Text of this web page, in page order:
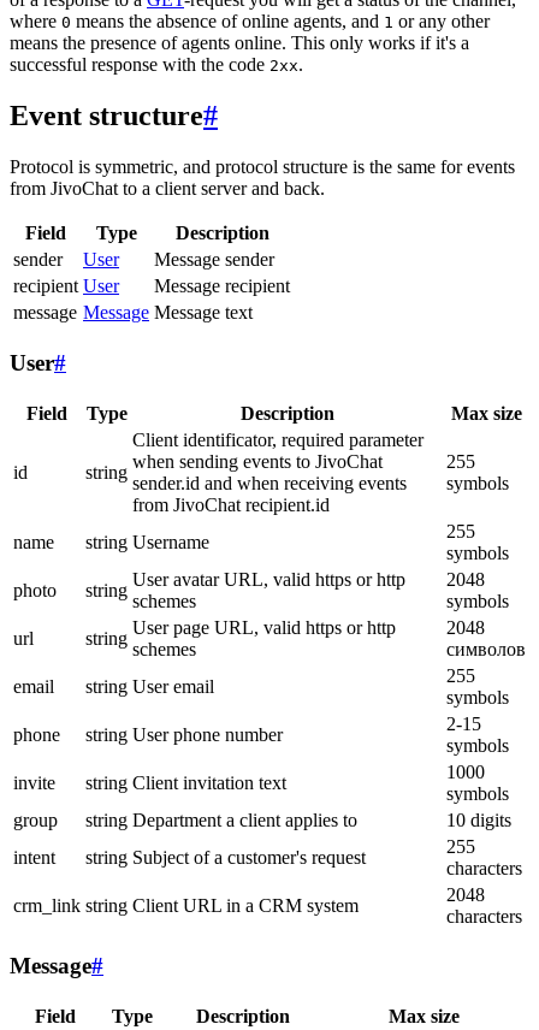
where 0 means the absence of online agents, and 1 or any other
means the presence of agents online. This only works if it's a
successful response with the code 2xx.
Event structure#
Protocol is symmetric, and protocol structure is the same for events
from JivoChat to a client server and back.
Field Type
Description
sender
User
Message sender
recipient User
Message recipient
message Message Message text
User#
Field Type Description Max size
id string
Client identificator, required parameter
when sending events to JivoChat
sender.id and when receiving events
from JivoChat recipient.id
255
symbols
name string Username
255
symbols
photo
string
User avatar URL, valid https or http
schemes
2048
symbols
url
string
User page URL, valid https or http
schemes
2048
символов
email
string User email
255
symbols
phone
string User phone number
2-15
symbols
invite
string Client invitation text
1000
symbols
group
string Department a client applies to
10 digits
intent
string Subject of a customer's request
255
characters
crm_link string Client URL in a CRM system
2048
characters
Message#
Field Type Description Max size